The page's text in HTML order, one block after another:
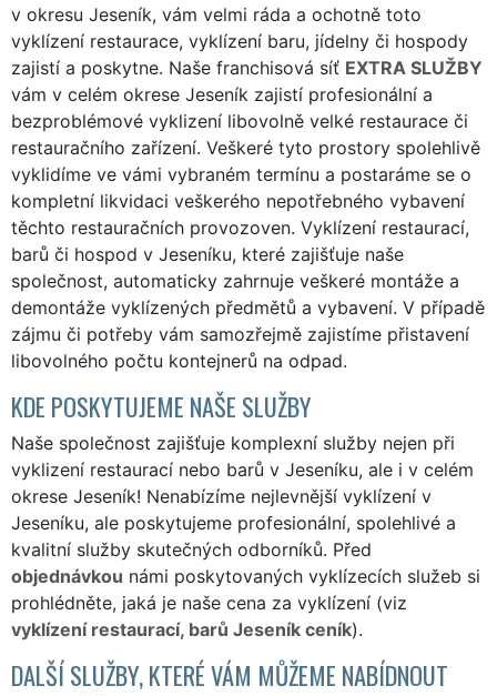
v okresu Jeseník, vám velmi ráda a ochotně toto
vyklízení restaurace, vyklízení baru, jídelny či hospody
zajistí a poskytne. Naše franchisová síť EXTRA SLUŽBY
vám v celém okrese Jeseník zajistí profesionální a
bezproblémové vyklizení libovolně velké restaurace či
restauračního zařízení. Veškeré tyto prostory spolehlivě
vyklidíme ve vámi vybraném termínu a postaráme se o
kompletní likvidaci veškerého nepotřebného vybavení
těchto restauračních provozoven. Vyklízení restaurací,
barů či hospod v Jeseníku, které zajišťuje naše
společnost, automaticky zahrnuje veškeré montáže a
demontáže vyklízených předmětů a vybavení. V případě
zájmu či potřeby vám samozřejmě zajistíme přistavení
libovolného počtu kontejnerů na odpad.
KDE POSKYTUJEME NAŠE SLUŽBY
Naše společnost zajišťuje komplexní služby nejen při
vyklizení restaurací nebo barů v Jeseníku, ale i v celém
okrese Jeseník! Nenabízíme nejlevnější vyklízení v
Jeseníku, ale poskytujeme profesionální, spolehlivé a
kvalitní služby skutečných odborníků. Před
objednávkou námi poskytovaných vyklízecích služeb si
prohlédněte, jaká je naše cena za vyklízení (viz
vyklízení restaurací, barů Jeseník ceník).
DALŠÍ SLUŽBY, KTERÉ VÁM MŮŽEME NABÍDNOUT